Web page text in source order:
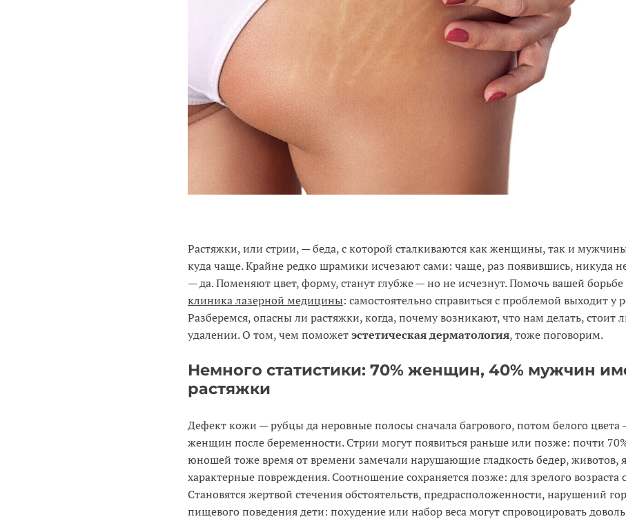
Растяжки, или стрии, — беда, с которой сталкиваются как женщины, так и
куда чаще. Крайне редко шрамики исчезают сами: чаще, раз появившись, никуда
— да. Поменяют цвет, форму, станут глубже — но не исчезнут. Помочь вашей
клиника лазерной медицины: самостоятельно справиться с проблемой выходит у
Разберемся, опасны ли растяжки, когда, почему возникают, что нам делать, стоит
удалении. О том, чем поможет эстетическая дерматология, тоже поговорим.
Немного статистики: 70% женщин, 40% мужчин
растяжки
Дефект кожи — рубцы да неровные полосы сначала багрового, потом белого цвета
женщин после беременности. Стрии могут появиться раньше или позже: почти
юношей тоже время от времени замечали нарушающие гладкость бедер, животов,
характерные повреждения. Соотношение сохраняется позже: для зрелого возраста
Становятся жертвой стечения обстоятельств, предрасположенности, нарушений
пищевого поведения дети: похудение или набор веса могут спровоцировать